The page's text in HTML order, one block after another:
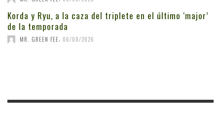
Korda y Ryu, a la caza del triplete en el último ‘major’
de la temporada
MR. GREEN FEE 06/08/2026